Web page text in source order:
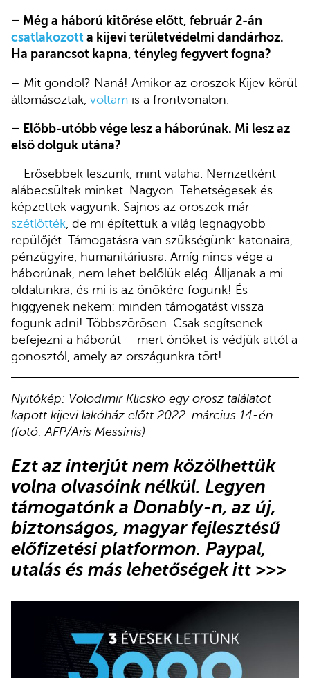
– Még a háború kitörése előtt, február 2-án
csatlakozott a kijevi területvédelmi dandárhoz.
Ha parancsot kapna, tényleg fegyvert fogna?
– Mit gondol? Naná! Amikor az oroszok Kijev körül
állomásoztak, voltam is a frontvonalon.
– Előbb-utóbb vége lesz a háborúnak. Mi lesz az
első dolguk utána?
– Erősebbek leszünk, mint valaha. Nemzetként
alábecsültek minket. Nagyon. Tehetségesek és
képzettek vagyunk. Sajnos az oroszok már
szétlőtték, de mi építettük a világ legnagyobb
repülőjét. Támogatásra van szükségünk: katonaira,
pénzügyire, humanitáriusra. Amíg nincs vége a
háborúnak, nem lehet belőlük elég. Álljanak a mi
oldalunkra, és mi is az önökére fogunk! És
higgyenek nekem: minden támogatást vissza
fogunk adni! Többszörösen. Csak segítsenek
befejezni a háborút – mert önöket is védjük attól a
gonosztól, amely az országunkra tört!
Nyitókép: Volodimir Klicsko egy orosz találatot
kapott kijevi lakóház előtt 2022. március 14-én
(fotó: AFP/Aris Messinis)
Ezt az interjút nem közölhettük
volna olvasóink nélkül. Legyen
támogatónka Donably-n, az új,
biztonságos, magyar fejlesztésű
előfizetési platformon. Paypal,
utalás és más lehetőségek itt >>>